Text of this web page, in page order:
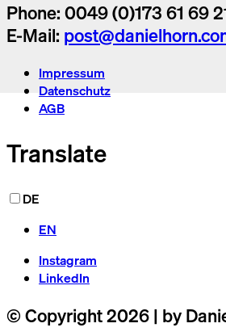
Phone: 0049 (0)173 61 69
E-Mail:
Impressum
Datenschutz
AGB
Translate
DE
EN
Instagram
LinkedIn
© Copyright 2026 | by